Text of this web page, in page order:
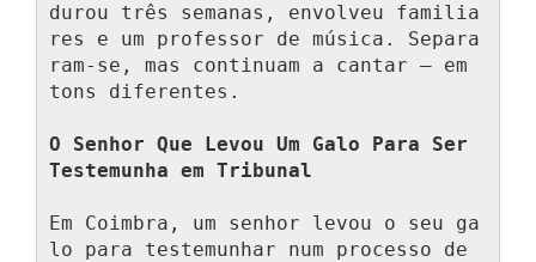
durou três semanas, envolveu familia
res e um professor de música. Separa
ram-se, mas continuam a cantar — em
tons diferentes.
O Senhor Que Levou Um Galo Para Ser
Testemunha em Tribunal
Em Coimbra, um senhor levou o seu ga
lo para testemunhar num processo de